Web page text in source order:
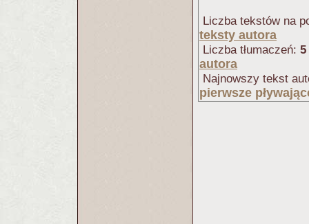
Liczba tekstów na
teksty autora
Liczba tłumaczeń: 5
autora
Najnowszy tekst
pierwsze